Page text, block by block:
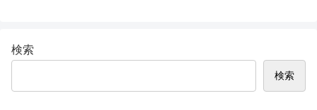
検索
検索